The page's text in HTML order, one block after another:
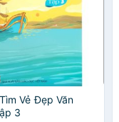
Vẻ Đẹp Văn
3